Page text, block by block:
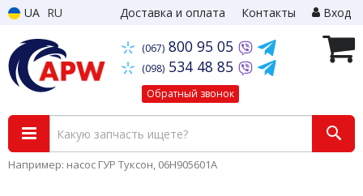
UA RU Доставка и оплата Контакты Вход
(067) 800 95 05
(098) 534 48 85
Обратный звонок
Например: насос ГУР Туксон, 06H905601A